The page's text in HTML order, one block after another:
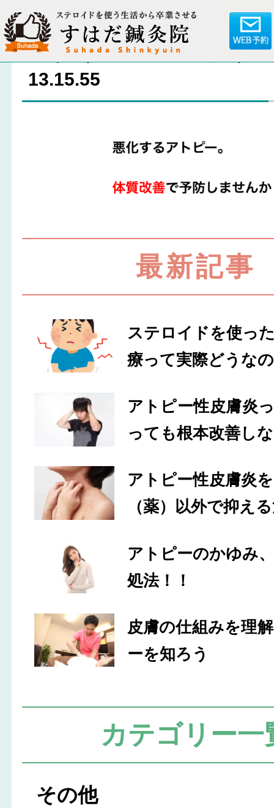
スクリーンショット
13.15.55
最新記事
ステロイドを使っ
療って実際どうな
アトピー性皮膚炎
っても根本改善し
アトピー性皮膚炎
（薬）以外で抑え
アトピーのかゆみ
処法！！
皮膚の仕組みを理
ーを知ろう
カテゴリー一
その他